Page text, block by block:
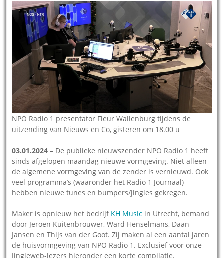
NPO Radio 1 presentator Fleur Wallenburg tijdens de
uitzending van Nieuws en Co, gisteren om 18.00 u
03.01.2024 – De publieke nieuwszender NPO Radio 1 heeft
sinds afgelopen maandag nieuwe vormgeving. Niet alleen
de algemene vormgeving van de zender is vernieuwd. Ook
veel programma’s (waaronder het Radio 1 Journaal)
hebben nieuwe tunes en bumpers/jingles gekregen.
Maker is opnieuw het bedrijf KH Music in Utrecht, bemand
door Jeroen Kuitenbrouwer, Ward Henselmans, Daan
Jansen en Thijs van der Goot. Zij maken al een aantal jaren
de huisvormgeving van NPO Radio 1. Exclusief voor onze
Jingleweb-lezers hieronder een korte compilatie.